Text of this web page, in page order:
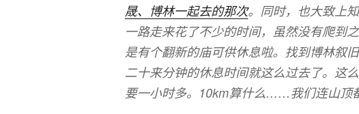
晟、博林一起去的那次。同时，也大致上
一路走来花了不少的时间，虽然没有爬到
是有个翻新的庙可供休息啦。找到博林叙
二十来分钟的休息时间就这么过去了。这
要一小时多。10km算什么……我们连山顶